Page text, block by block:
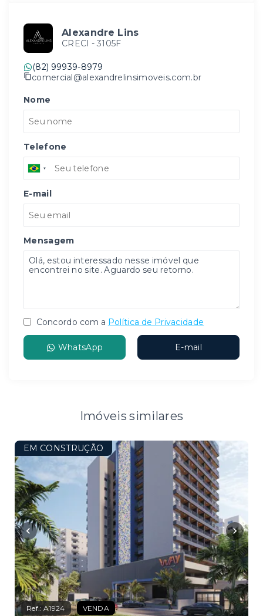
Alexandre Lins
CRECI - 3105F
(82) 99939-8979
comercial@alexandrelinsimoveis.com.br
Nome
Telefone
E-mail
Mensagem
Concordo com a Política de Privacidade
WhatsApp E-mail
Imóveis similares
EM CONSTRUÇÃO
Ref.:A1924 VENDA